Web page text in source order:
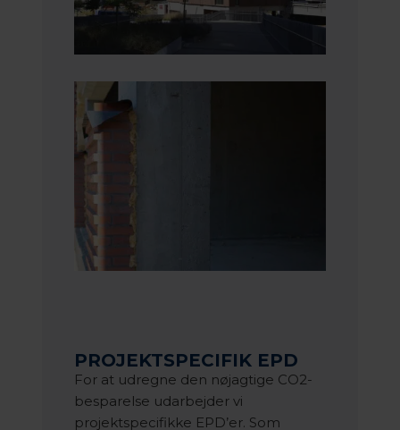
PROJEKTSPECIFIK EPD
For at udregne den nøjagtige CO2-
besparelse udarbejder vi
projektspecifikke EPD’er. Som